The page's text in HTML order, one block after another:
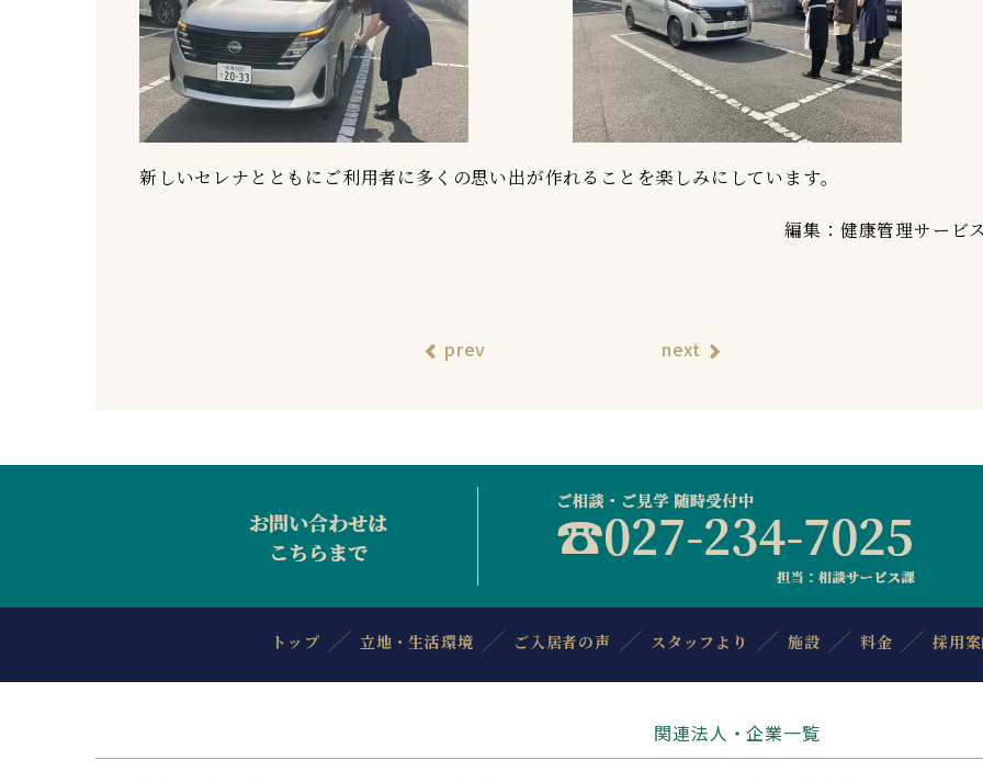
新しいセレナとともにご利用者に多くの思い出が作れることを楽しみにしています。
編集：健康管理サービ
prev next
トップ 立地・生活環境 ご入居者の声 スタッフより 施設 料金 採用
関連法人・企業一覧